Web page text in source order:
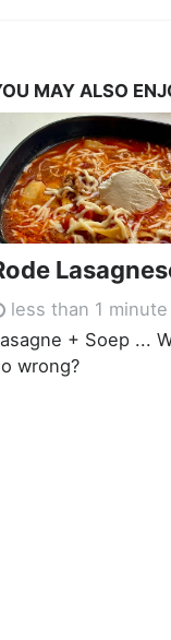
MAY ALSO
less than 1 minute
+ Soep ...
wrong?